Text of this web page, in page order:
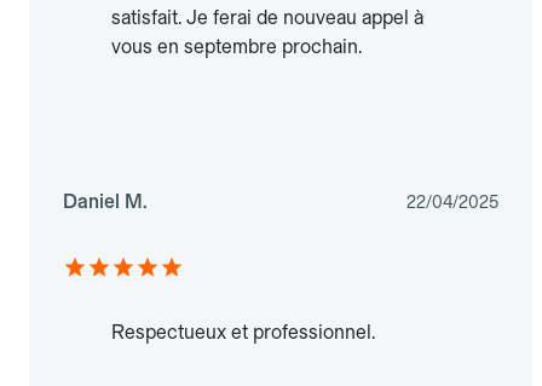
satisfait. Je ferai de nouveau appel à
vous en septembre prochain.
Daniel M. 22/04/2025
Respectueux et professionnel.